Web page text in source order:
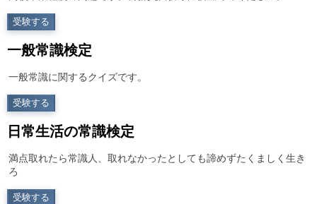
受験する
一般常識検定
一般常識に関するクイズです。
受験する
日常生活の常識検定
満点取れたら常識人、取れなかったとしても諦めずたくましく生き
ろ
受験する